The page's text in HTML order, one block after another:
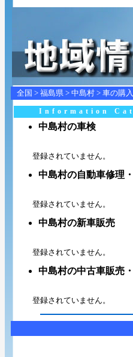
全国 > 福島県 > 中島村 > 車の購
Information
中島村の車検
登録されていません。
中島村の自動車修理
登録されていません。
中島村の新車販売
登録されていません。
中島村の中古車販売
登録されていません。